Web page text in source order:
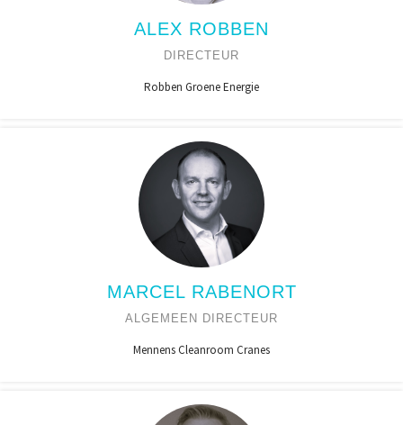
ALEX ROBBEN
DIRECTEUR
Robben Groene Energie
MARCEL RABENORT
ALGEMEEN DIRECTEUR
Mennens Cleanroom Cranes